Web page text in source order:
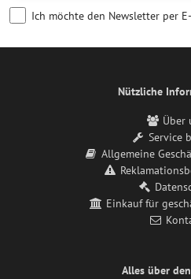
Ich möchte den Newsletter per
Nützliche
Über
Service
Allgemeine
Einkauf für
Alles über